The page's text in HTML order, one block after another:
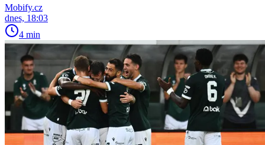
Mobify.cz
dnes, 18:03
4 min